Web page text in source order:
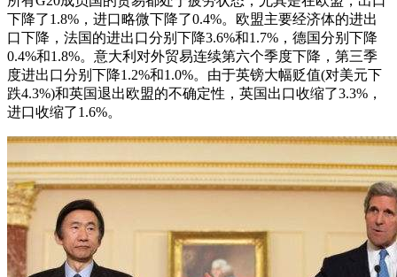
下降了1.8%，进口略微下降了0.4%。欧盟主要经济体的进出
口下降，法国的进出口分别下降3.6%和1.7%，德国分别下降
0.4%和1.8%。意大利对外贸易连续第六个季度下降，第三季
度进出口分别下降1.2%和1.0%。由于英镑大幅贬值(对美元下
跌4.3%)和英国退出欧盟的不确定性，英国出口收缩了3.3%，
进口收缩了1.6%。